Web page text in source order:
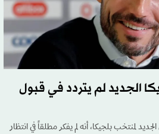
الجديد لم يتردد في قبول
لمنتخب بلجيكا، أنه لم يفكر مطلقاً في انتظار